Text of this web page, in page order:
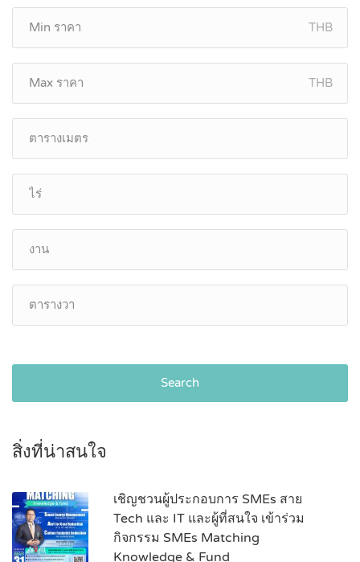
THB
THB
Search
สิ่งที่น่าสนใจ
เชิญชวนผู้ประกอบการ SMEs สาย
Tech และ IT และผู้ที่สนใจ เข้าร่วม
กิจกรรม SMEs Matching
Knowledge & Fund